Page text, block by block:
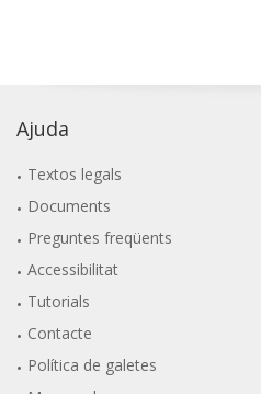
Ajuda
Textos legals
Documents
Preguntes freqüents
Accessibilitat
Tutorials
Contacte
Política de galetes